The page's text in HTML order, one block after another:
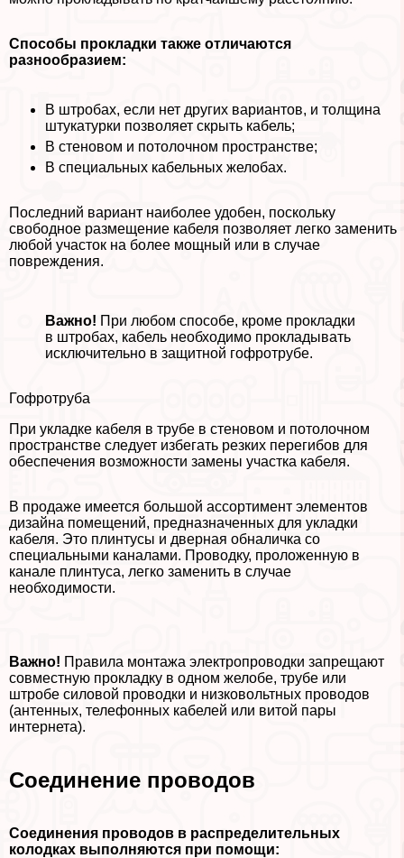
Способы прокладки также отличаются
разнообразием:
В штробах, если нет других вариантов, и толщина
штукатурки позволяет скрыть кабель;
В стеновом и потолочном прострaнcтве;
В специальных кабельных желобах.
Последний вариант наиболее удобен, поскольку
свободное размещение кабеля позволяет легко заменить
любой участок на более мощный или в случае
повреждения.
Важно! При любом способе, кроме прокладки
в штробах, кабель необходимо прокладывать
исключительно в защитной гофротрубе.
Гофротруба
При укладке кабеля в трубе в стеновом и потолочном
прострaнcтве следует избегать резких перегибов для
обеспечения возможности замены участка кабеля.
В продаже имеется большой ассортимент элементов
дизайна помещений, предназначенных для укладки
кабеля. Это плинтусы и дверная обналичка со
специальными каналами. Проводку, проложенную в
канале плинтуса, легко заменить в случае
необходимости.
Важно! Правила монтажа электропроводки запрещают
совместную прокладку в одном желобе, трубе или
штробе силовой проводки и низковольтных проводов
(антенных, телефонных кабелей или витой пары
интернета).
Соединение проводов
Соединения проводов в распределительных
колодках выполняются при помощи: